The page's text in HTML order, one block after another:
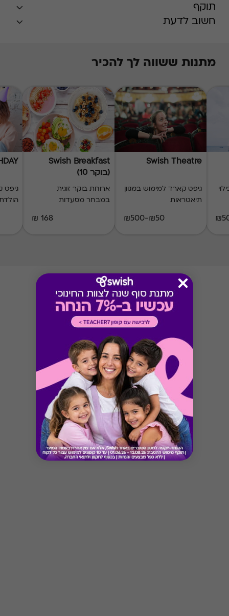
תוקף
חשוב לדעת
מתנות ששווה לך להכיר
Swish Theatre
גיפט קארד למימוש במגוון
תיאטראות
₪50-₪500
Swish Breakfast
(בוקר 10)
ארוחת בוקר זוגית
במבחר מסעדות
168 ₪
גיפט